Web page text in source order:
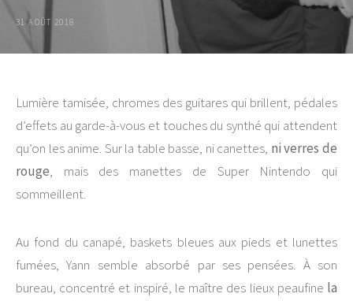
31 AOÛT 2018
Lumière tamisée, chromes des guitares qui brillent, pédales
d’effets au garde-à-vous et touches du synthé qui attendent
qu’on les anime. Sur la table basse, ni canettes, ni verres de
rouge, mais des manettes de Super Nintendo qui
sommeillent.
Au fond du canapé, baskets bleues aux pieds et lunettes
fumées, Yann semble absorbé par ses pensées. À son
bureau, concentré et inspiré, le maître des lieux peaufine la